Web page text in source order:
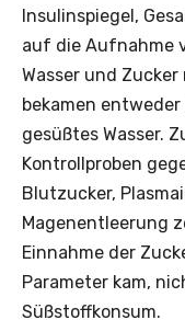
Insulinspiegel,
auf die Aufnahme
Wasser und
bekamen
gesüßtes Wasser.
Kontrollproben
Blutzucker,
Magenentleerung
Einnahme der
Parameter kam,
Süßstoffkonsum.